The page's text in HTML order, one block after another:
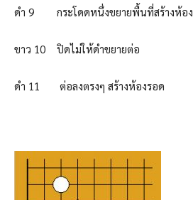
ดำ 9 กระโดดหนึ่งขยายพื้นที่สร้างห้อง
ขาว 10 ปิดไม่ให้ดำขยายต่อ
ดำ 11 ต่อลงตรงๆ สร้างห้องรอด